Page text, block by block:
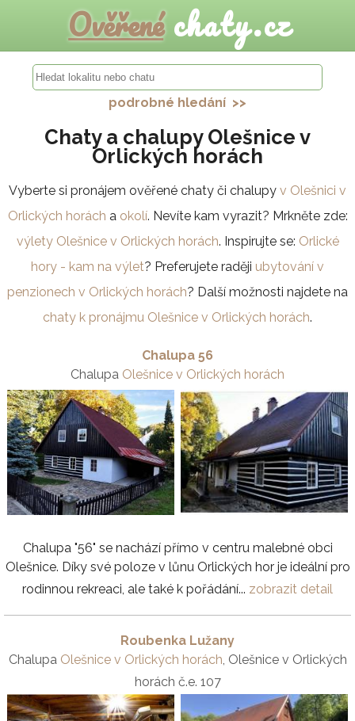
Ověřenéchaty.cz
podrobné hledání >>
Chaty a chalupy Olešnice v
Orlických horách
Vyberte si pronájem ověřené chaty či chalupy v Olešnici v
Orlických horách a okolí. Nevíte kam vyrazit? Mrkněte zde:
výlety Olešnice v Orlických horách. Inspirujte se: Orlické
hory - kam na výlet? Preferujete raději ubytování v
penzionech v Orlických horách? Další možnosti najdete na
chaty k pronájmu Olešnice v Orlických horách.
Chalupa 56
Chalupa Olešnice v Orlických horách
Chalupa "56" se nachází přímo v centru malebné obci
Olešnice. Díky své poloze v lůnu Orlických hor je ideální pro
rodinnou rekreaci, ale také k pořádání... zobrazit detail
Roubenka Lužany
Chalupa Olešnice v Orlických horách, Olešnice v Orlických
horách č.e. 107